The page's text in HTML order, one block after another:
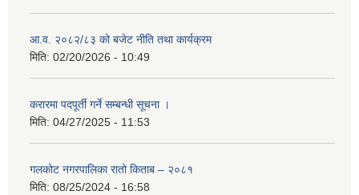
आ.व. २०८२/८३ को बजेट नीति तथा कार्यक्रम
मिति: 02/20/2026 - 10:49
करारमा पदपूर्ती गर्ने सम्बन्धी सूचना ।
मिति: 04/27/2025 - 11:53
गलकोट नगरपालिका रातो किताब – २०८१
मिति: 08/25/2024 - 16:58